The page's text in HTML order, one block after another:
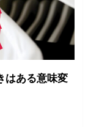
はある意味変